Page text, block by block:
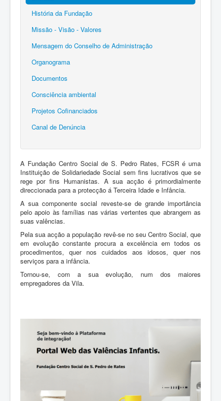
História da Fundação
Missão - Visão - Valores
Mensagem do Conselho de Administração
Organograma
Documentos
Consciência ambiental
Projetos Cofinanciados
Canal de Denúncia
A Fundação Centro Social de S. Pedro Rates, FCSR é uma
Instituição de Solidariedade Social sem fins lucrativos que se
rege por fins Humanistas. A sua acção é primordialmente
direccionada para a protecção á Terceira Idade e Infância.
A sua componente social reveste-se de grande importância
pelo apoio às famílias nas várias vertentes que abrangem as
suas valências.
Pela sua acção a população revê-se no seu Centro Social, que
em evolução constante procura a excelência em todos os
procedimentos, quer nos cuidados aos idosos, quer nos
serviços para a infância.
Tornou-se, com a sua evolução, num dos maiores
empregadores da Vila.